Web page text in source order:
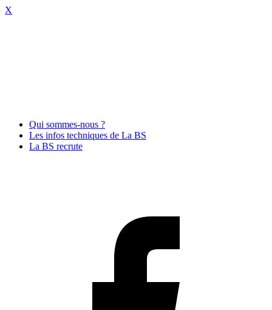
X
Qui sommes-nous ?
Les infos techniques de La BS
La BS recrute